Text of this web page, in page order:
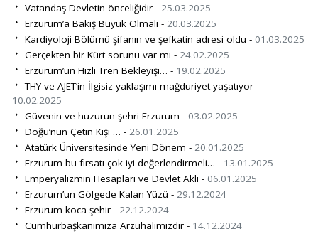
Vatandaş Devletin önceliğidir - 25.03.2025
Erzurum’a Bakış Büyük Olmalı - 20.03.2025
Kardiyoloji Bölümü şifanın ve şefkatin adresi oldu - 01.03.2025
Gerçekten bir Kürt sorunu var mı - 24.02.2025
Erzurum’un Hızlı Tren Bekleyişi… - 19.02.2025
THY ve AJET’in İlgisiz yaklaşımı mağduriyet yaşatıyor -
10.02.2025
Güvenin ve huzurun şehri Erzurum - 03.02.2025
Doğu’nun Çetin Kışı … - 26.01.2025
Atatürk Üniversitesinde Yeni Dönem - 20.01.2025
Erzurum bu fırsatı çok iyi değerlendirmeli… - 13.01.2025
Emperyalizmin Hesapları ve Devlet Aklı - 06.01.2025
Erzurum’un Gölgede Kalan Yüzü - 29.12.2024
Erzurum koca şehir - 22.12.2024
Cumhurbaşkanımıza Arzuhalimizdir - 14.12.2024